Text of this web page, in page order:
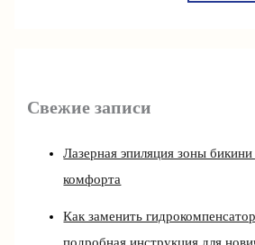
Свежие записи
Лазерная эпиляция зоны
комфорта
Как заменить